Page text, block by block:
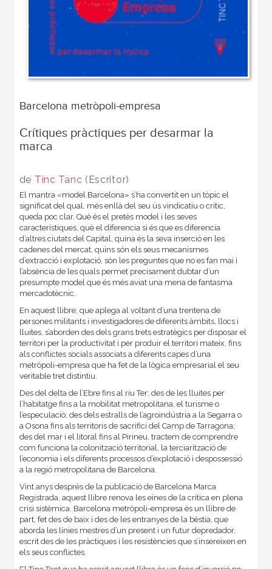
Barcelona metròpoli-empresa
Crítiques pràctiques per desarmar la
marca
de Tinc Tanc (Escritor)
El mantra «model Barcelona» s’ha convertit en un tòpic el
significat del qual, més enllà del seu ús vindicatiu o crític,
queda poc clar. Què és el pretès model i les seves
característiques, què el diferencia si és que es diferencia
d’altres ciutats del Capital, quina és la seva inserció en les
cadenes del mercat, quins són els seus mecanismes
d’extracció i explotació, són les preguntes que no es fan mai i
l’absència de les quals permet precisament dubtar d’un
presumpte model que és més aviat una mena de fantasma
mercadotècnic.
En aquest llibre, que aplega al voltant d’una trentena de
persones militants i investigadores de diferents àmbits, llocs i
lluites, s’aborden des dels grans trets estratègics per disposar el
territori per la productivitat i per produir el territori mateix, fins
als conflictes socials associats a diferents capes d’una
metròpoli-empresa que ha fet de la lògica empresarial el seu
veritable tret distintiu.
Des del delta de l’Ebre fins al riu Ter; des de les lluites per
l’habitatge fins a la mobilitat metropolitana, el turisme o
l’especulació; des dels estralls de l’agroindústria a la Segarra o
a Osona fins als territoris de sacrifici del Camp de Tarragona;
des del mar i el litoral fins al Pirineu, tractem de comprendre
com funciona la colonització territorial, la terciarització de
l’economia i els diferents processos d’explotació i despossessió
a la regió metropolitana de Barcelona.
Vint anys després de la publicació de Barcelona Marca
Registrada, aquest llibre renova les eines de la crítica en plena
crisi sistèmica. Barcelona metròpoli-empresa és un llibre de
part, fet des de baix i des de les entranyes de la bèstia, que
aborda les línies mestres d’un present i un futur depredador,
escrit des de les pràctiques i les resistències que s’insereixen en
els seus conflictes.